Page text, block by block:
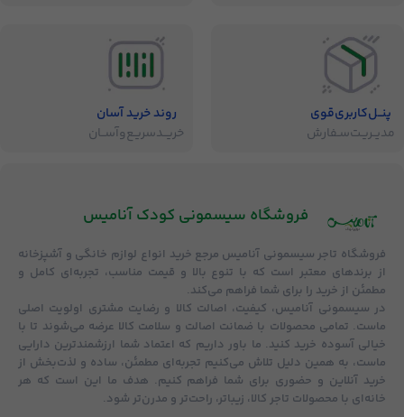
پنــل‌کاربری‌قوی
مدیــریـت‌سـفارش
روند خرید آسان
خریــد‌سریـع‌و‌آســان
فروشگاه‌ سیسمونی کودک آنامیس
فروشگاه تاجر سیسمونی آنامیس مرجع خرید انواع لوازم خانگی و آشپزخانه
از برندهای معتبر است که با تنوع بالا و قیمت مناسب، تجربه‌ای کامل و
مطمئن از خرید را برای شما فراهم می‌کند.
در سیسمونی آنامیس، کیفیت، اصالت کالا و رضایت مشتری اولویت اصلی
ماست. تمامی محصولات با ضمانت اصالت و سلامت کالا عرضه می‌شوند تا با
خیالی آسوده خرید کنید. ما باور داریم که اعتماد شما ارزشمندترین دارایی
ماست، به همین دلیل تلاش می‌کنیم تجربه‌ای مطمئن، ساده و لذت‌بخش از
خرید آنلاین و حضوری برای شما فراهم کنیم. هدف ما این است که هر
خانه‌ای با محصولات تاجر کالا، زیباتر، راحت‌تر و مدرن‌تر شود.